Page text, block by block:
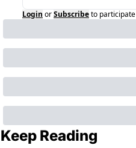
Login orSubscribeto participate
Keep Reading